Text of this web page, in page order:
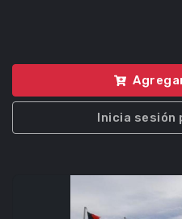
Inicia sesión